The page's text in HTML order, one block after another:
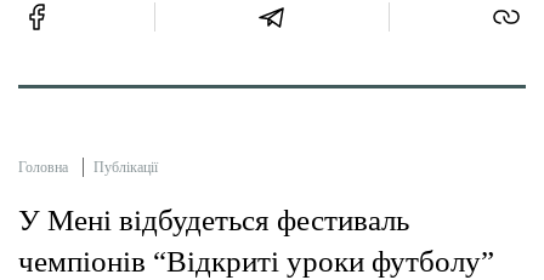
Головна Публікації
У Мені відбудеться фестиваль
чемпіонів “Відкриті уроки футболу”